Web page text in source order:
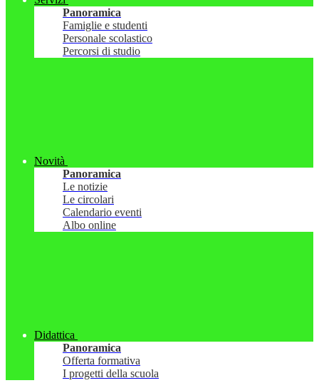
Panoramica
Famiglie e studenti
Personale scolastico
Percorsi di studio
Novità
Panoramica
Le notizie
Le circolari
Calendario eventi
Albo online
Didattica
Panoramica
Offerta formativa
I progetti della scuola